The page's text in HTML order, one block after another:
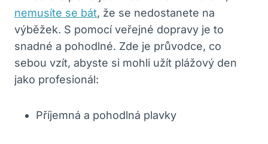
nemusíte se bát, že se nedostanete na
výběžek. S pomocí veřejné dopravy je to
snadné a pohodlné. Zde je průvodce, co
sebou vzít,‍ abyste si mohli užít⁤ plážový ⁤den
jako profesionál:
Příjemná a pohodlná plavky